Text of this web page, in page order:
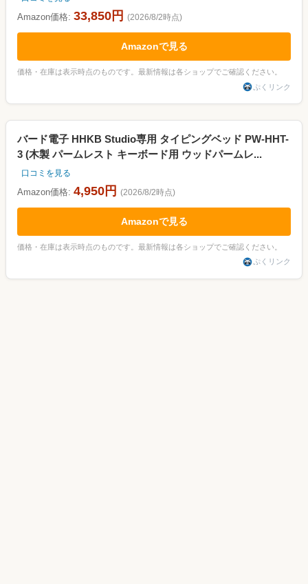
Amazon価格: 33,850円 (2026/8/2時点)
Amazonで見る
価格・在庫は表示時点のものです。最新情報は各ショップでご確認ください。
ぷくリンク
バード電子 HHKB Studio専用 タイピングベッド PW-HHT-
3 (木製 パームレスト キーボード用 ウッドパームレ...
口コミを見る
Amazon価格: 4,950円 (2026/8/2時点)
Amazonで見る
価格・在庫は表示時点のものです。最新情報は各ショップでご確認ください。
ぷくリンク